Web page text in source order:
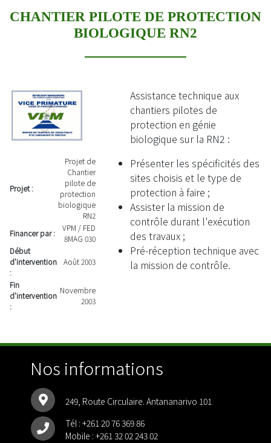
CHANTIER PILOTE DE PROTECTION
BIOLOGIQUE RN2
Projet :
Projet de
Chantier
pilote de
protection
biologique
RN2
Financer par :
VPM / FED
8MAG 030
Début
d'intervention
:
Août 2003
Fin
d'intervention
:
Novembre
2003
Assistance technique aux
chantiers pilotes de
protection en génie
biologique sur la RN2 :
Présenter les spécificités des
sites choisis et le type de
protection à faire ;
Assister la mission de
contrôle durant l'exécution
des travaux ;
Pré-réception technique avec
la mission de contrôle.
Nos informations
249, Route Circulaire. Antananarivo 101
Tél : +261 20 76 369 86
Mobile : +261 32 02 243 02